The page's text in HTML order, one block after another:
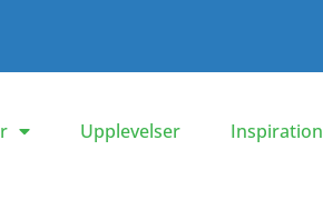
Upplevelser Inspiration